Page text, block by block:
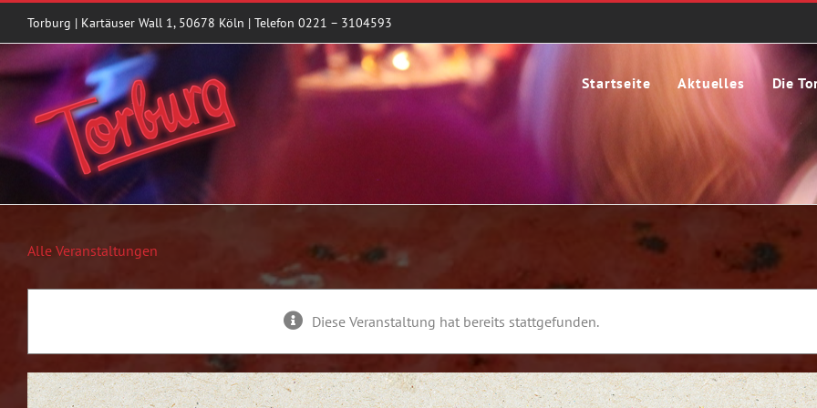
Zum
Inhalt
springen
Torburg | Kartäuser Wall 1, 50678 Köln | Telefon 0221 – 3104593
Startseite Aktuelles Die
Alle Veranstaltungen
Diese Veranstaltung hat bereits stattgefunden.